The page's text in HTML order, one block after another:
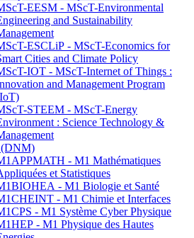
EESM - MScT-Environmental
and Sustainability
ESCLiP - MScT-Economics for
Cities and Climate Policy
IOT - MScT-Internet of Things :
and Management Program
STEEM - MScT-Energy
: Science Technology &
(DNM)
- M1 Mathématiques
et Statistiques
- M1 Biologie et Santé
- M1 Chimie et Interfaces
- M1 Système Cyber Physique
- M1 Physique des Hautes